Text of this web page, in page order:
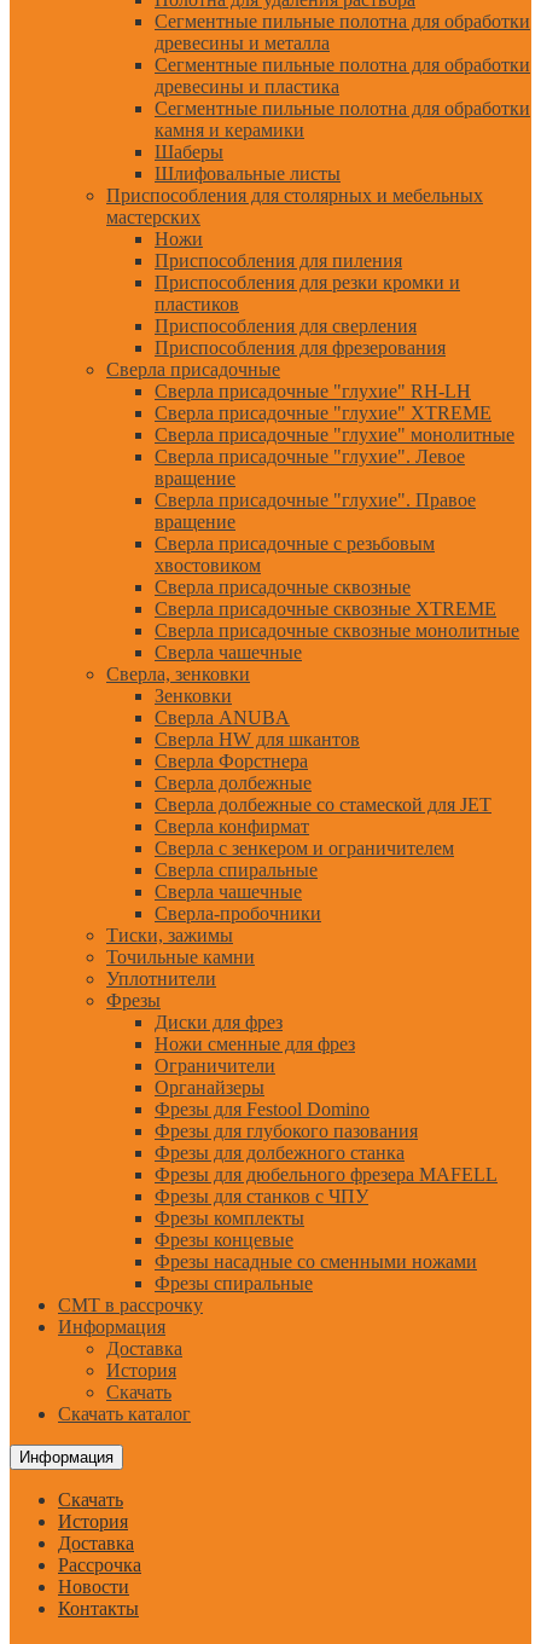
Сегментные пильные полотна для обработки
древесины и металла
Сегментные пильные полотна для обработки
древесины и пластика
Сегментные пильные полотна для обработки
камня и керамики
Шаберы
Шлифовальные листы
Приспособления для столярных и мебельных
мастерских
Ножи
Приспособления для пиления
Приспособления для резки кромки и
пластиков
Приспособления для сверления
Приспособления для фрезерования
Сверла присадочные
Сверла присадочные "глухие" RH-LH
Сверла присадочные "глухие" XTREME
Сверла присадочные "глухие" монолитные
Сверла присадочные "глухие". Левое
вращение
Сверла присадочные "глухие". Правое
вращение
Сверла присадочные с резьбовым
хвостовиком
Сверла присадочные сквозные
Сверла присадочные сквозные XTREME
Сверла присадочные сквозные монолитные
Сверла чашечные
Сверла, зенковки
Зенковки
Сверла ANUBA
Сверла HW для шкантов
Сверла Форстнера
Сверла долбежные
Сверла долбежные со стамеской для JET
Сверла конфирмат
Сверла с зенкером и ограничителем
Сверла спиральные
Сверла чашечные
Сверла-пробочники
Тиски, зажимы
Точильные камни
Уплотнители
Фрезы
Диски для фрез
Ножи сменные для фрез
Ограничители
Органайзеры
Фрезы для Festool Domino
Фрезы для глубокого пазования
Фрезы для долбежного станка
Фрезы для дюбельного фрезера MAFELL
Фрезы для станков с ЧПУ
Фрезы комплекты
Фрезы концевые
Фрезы насадные со сменными ножами
Фрезы спиральные
CMT в рассрочку
Информация
Доставка
История
Скачать
Скачать каталог
Информация
Скачать
История
Доставка
Рассрочка
Новости
Контакты